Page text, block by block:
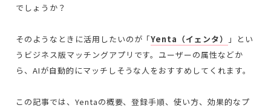
でしょうか？
そのようなときに活用したいのが「Yenta（イェンタ）
」とい
うビジネス版マッチングアプリです。ユーザーの属性などか
ら、AIが自動的にマッチしそうな人をおすすめしてくれます。
この記事では、Yentaの概要、登録手順、使い方、効果的なプ